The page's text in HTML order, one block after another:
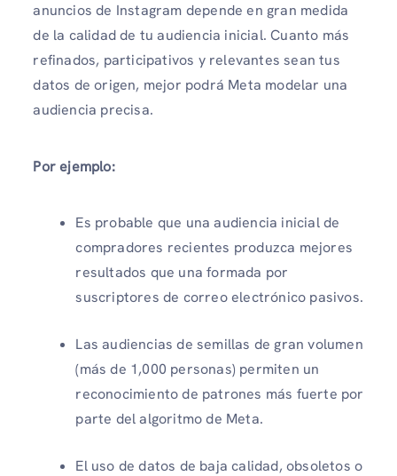
anuncios de Instagram depende en gran medida
de la calidad de tu audiencia inicial. Cuanto más
refinados, participativos y relevantes sean tus
datos de origen, mejor podrá Meta modelar una
audiencia precisa.
Por ejemplo:
Es probable que una audiencia inicial de
compradores recientes produzca mejores
resultados que una formada por
suscriptores de correo electrónico pasivos.
Las audiencias de semillas de gran volumen
(más de 1,000 personas) permiten un
reconocimiento de patrones más fuerte por
parte del algoritmo de Meta.
El uso de datos de baja calidad, obsoletos o